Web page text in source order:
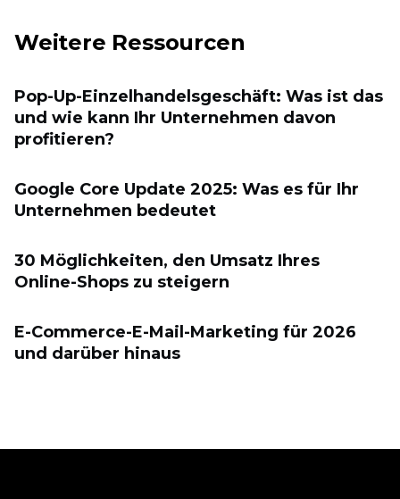
Weitere Ressourcen
Pop-Up-Einzelhandelsgeschäft: Was ist das
und wie kann Ihr Unternehmen davon
profitieren?
Google Core Update 2025: Was es für Ihr
Unternehmen bedeutet
30 Möglichkeiten, den Umsatz Ihres
Online-Shops zu steigern
E-Commerce-E-Mail-Marketing für 2026
und darüber hinaus